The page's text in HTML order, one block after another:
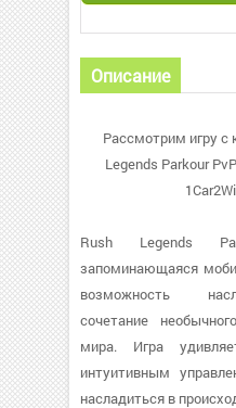
Описание
Рассмотрим игру с
Legends Parkour
Rush Legends
запоминающаяся
возможность
сочетание
мира. Игра
интуитивным
насладиться в